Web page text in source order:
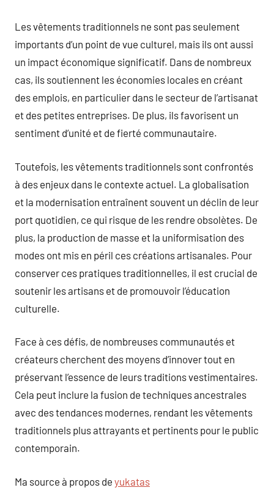
Les vêtements traditionnels ne sont pas seulement
importants d’un point de vue culturel, mais ils ont aussi
un impact économique significatif. Dans de nombreux
cas, ils soutiennent les économies locales en créant
des emplois, en particulier dans le secteur de l’artisanat
et des petites entreprises. De plus, ils favorisent un
sentiment d’unité et de fierté communautaire.
Toutefois, les vêtements traditionnels sont confrontés
à des enjeux dans le contexte actuel. La globalisation
et la modernisation entraînent souvent un déclin de leur
port quotidien, ce qui risque de les rendre obsolètes. De
plus, la production de masse et la uniformisation des
modes ont mis en péril ces créations artisanales. Pour
conserver ces pratiques traditionnelles, il est crucial de
soutenir les artisans et de promouvoir l’éducation
culturelle.
Face à ces défis, de nombreuses communautés et
créateurs cherchent des moyens d’innover tout en
préservant l’essence de leurs traditions vestimentaires.
Cela peut inclure la fusion de techniques ancestrales
avec des tendances modernes, rendant les vêtements
traditionnels plus attrayants et pertinents pour le public
contemporain.
Ma source à propos de yukatas